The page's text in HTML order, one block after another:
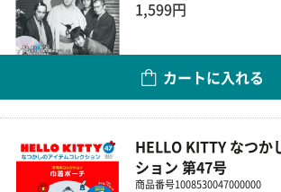
1,599円
カートに入れる
HELLO KITTY なつか
ション 第47号
商品番号1008530047000000